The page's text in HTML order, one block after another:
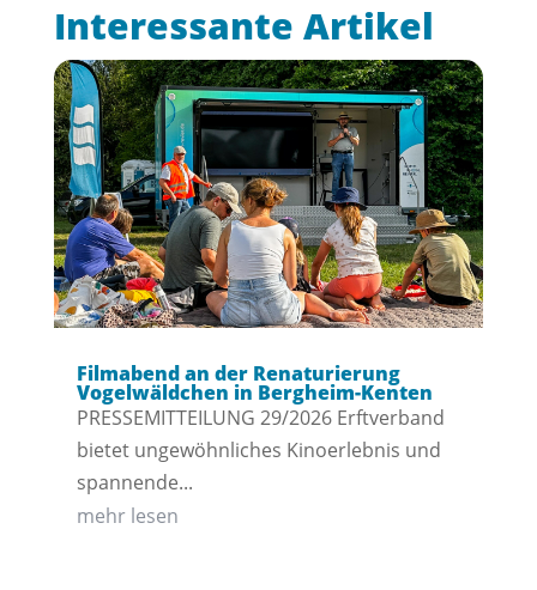
Interessante Artikel
Filmabend an der Renaturierung
Vogelwäldchen in Bergheim-Kenten
PRESSEMITTEILUNG 29/2026 Erftverband
bietet ungewöhnliches Kinoerlebnis und
spannende...
mehr lesen